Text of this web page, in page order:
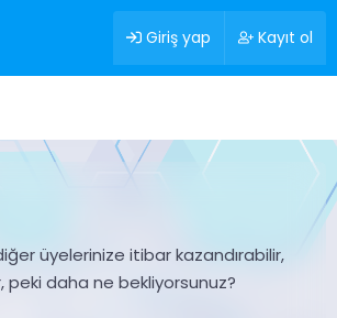
Giriş yap Kayıt ol
üyelerinize itibar kazandırabilir,
peki daha ne bekliyorsunuz?